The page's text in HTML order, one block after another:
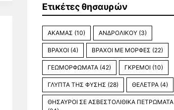
Ετικέτες θησαυρών
ΑΚΑΜΑΣ (10) ΑΝΔΡΟΛΙΚΟΥ (3)
ΒΡΑΧΟΙ (4) ΒΡΑΧΟΙ ΜΕ ΜΟΡΦΕΣ (22)
ΓΕΩΜΟΡΦΩΜΑΤΑ (42) ΓΚΡΕΜΟΙ (10)
ΓΛΥΠΤΑ ΤΗΣ ΦΥΣΗΣ (28) ΘΕΛΕΤΡΑ (4)
ΘΗΣΑΥΡΟΙ ΣΕ ΑΣΒΕΣΤΟΛΙΘΙΚΑ ΠΕΤΡΩΜΑΤΑ